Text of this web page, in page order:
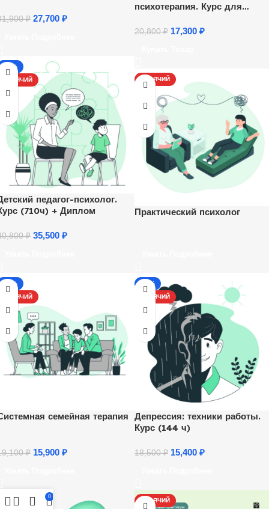
₽ 27,700 ₽
психотерапия. Курс для
20,800₽ 17,300 ₽
-13%
ГОРЯЧИЙ
педагог-психолог.
(710ч) + Диплом
₽ 35,500 ₽
ГОРЯЧИЙ
Практический психолог
-17%
ГОРЯЧИЙ
семейная терапия
₽ 15,900 ₽
-17%
ГОРЯЧИЙ
Депрессия: техники работы.
Курс (144 ч)
18,500₽ 15,400 ₽
ГОРЯЧИЙ
0